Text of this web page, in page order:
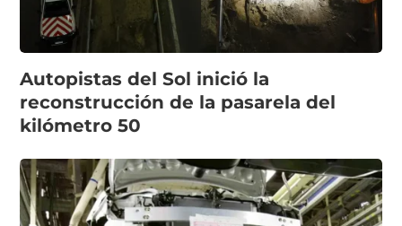
Autopistas del Sol inició la
reconstrucción de la pasarela del
kilómetro 50